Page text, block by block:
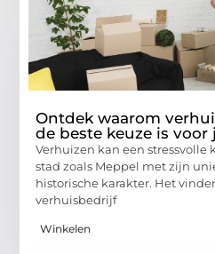
Ontdek waarom
de beste keuze is
Verhuizen kan een stressvolle
stad zoals Meppel met zijn
historische karakter. Het
verhuisbedrijf
Winkelen